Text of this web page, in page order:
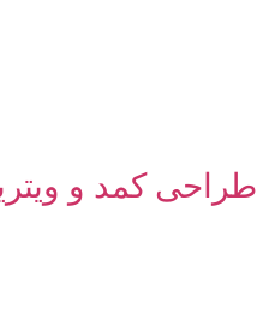
طراحی کمد و